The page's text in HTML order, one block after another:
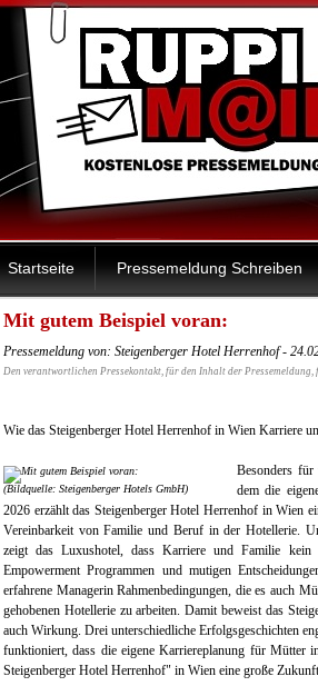
Startseite Pressemeldung Schreiben
Mit gutem Beispiel voran:
Pressemeldung von: Steigenberger Hotel Herrenhof -
Den verantwortlichen Pressekontakt, für den Inhalt der
Wie das Steigenberger Hotel Herrenhof in Wien Karriere
(Bildquelle: Steigenberger Hotels GmbH)
Besonders
dem die
2026 erzählt das Steigenberger Hotel Herrenhof in Wien
Vereinbarkeit von Familie und Beruf in der Hotellerie.
zeigt das Luxushotel, dass Karriere und Familie
Empowerment Programmen und mutigen
erfahrene Managerin Rahmenbedingungen, die es auch
gehobenen Hotellerie zu arbeiten. Damit beweist das
auch Wirkung. Drei unterschiedliche Erfolgsgeschichten
funktioniert, dass die eigene Karriereplanung für Mütter
Steigenberger Hotel Herrenhof" in Wien eine große